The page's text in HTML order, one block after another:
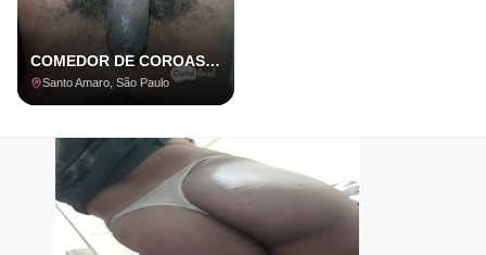
COMEDOR DE COROAS E CASADOS COM LOCAL
Santo Amaro, São Paulo